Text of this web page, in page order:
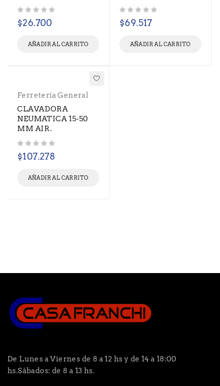
$26.700
AÑADIR AL CARRITO
$69.517
AÑADIR AL CARRITO
Ferretería General
CLAVADORA
NEUMATICA 15-50
MM AIR.
$107.278
AÑADIR AL CARRITO
De Lunes a Viernes de 8 a 12 hs y de 14 a 18:00
hs.Sábados: de 8 a 13 hs.